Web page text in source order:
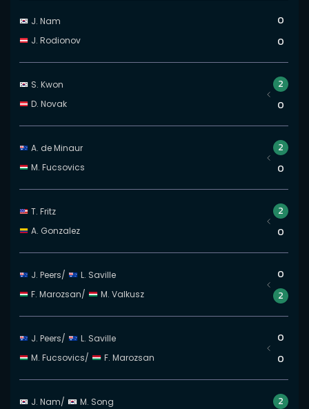
J. Nam
J. Rodionov
0
0
S. Kwon
D. Novak
2
0
A. de Minaur
M. Fucsovics
2
0
T. Fritz
A. Gonzalez
2
0
J. Peers/
L. Saville
F. Marozsan/ M. Valkusz
0
2
J. Peers/
L. Saville
M. Fucsovics/ F. Marozsan
0
0
J. Nam/
M. Song
2